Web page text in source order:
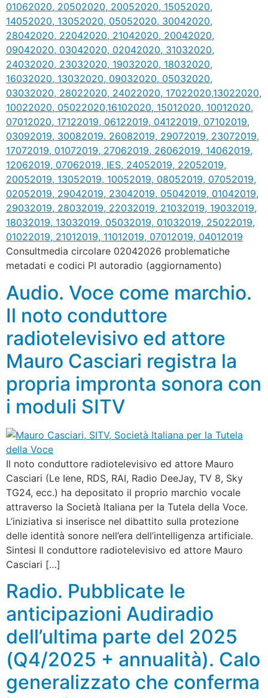
Consultmedia circolare 02042026 problematiche
metadati e codici PI autoradio (aggiornamento)
Audio. Voce come marchio.
Il noto conduttore
radiotelevisivo ed attore
Mauro Casciari registra la
propria impronta sonora con
i moduli SITV
Il noto conduttore radiotelevisivo ed attore Mauro
Casciari (Le Iene, RDS, RAI, Radio DeeJay, TV 8, Sky
TG24, ecc.) ha depositato il proprio marchio vocale
attraverso la Società Italiana per la Tutela della Voce.
L’iniziativa si inserisce nel dibattito sulla protezione
delle identità sonore nell’era dell’intelligenza artificiale.
Sintesi Il conduttore radiotelevisivo ed attore Mauro
Casciari […]
Radio. Pubblicate le
anticipazioni Audiradio
dell’ultima parte del 2025
(Q4/2025 + annualità). Calo
generalizzato che conferma